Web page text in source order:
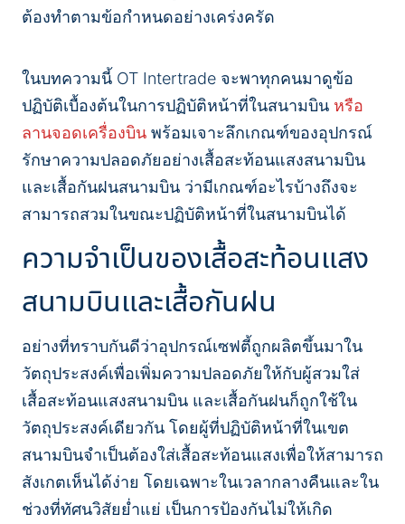
ต้องทำตามข้อกำหนดอย่างเคร่งครัด
ในบทความนี้ OT Intertrade จะพาทุกคนมาดูข้อ
ปฏิบัติเบื้องต้นในการปฏิบัติหน้าที่ในสนามบิน หรือ
ลานจอดเครื่องบิน พร้อมเจาะลึกเกณฑ์ของอุปกรณ์
รักษาความปลอดภัยอย่างเสื้อสะท้อนแสงสนามบิน
และเสื้อกันฝนสนามบิน ว่ามีเกณฑ์อะไรบ้างถึงจะ
สามารถสวมในขณะปฏิบัติหน้าที่ในสนามบินได้
ความจำเป็นของเสื้อสะท้อนแสง
สนามบินและเสื้อกันฝน
อย่างที่ทราบกันดีว่าอุปกรณ์เซฟตี้ถูกผลิตขึ้นมาใน
วัตถุประสงค์เพื่อเพิ่มความปลอดภัยให้กับผู้สวมใส่
เสื้อสะท้อนแสงสนามบิน และเสื้อกันฝนก็ถูกใช้ใน
วัตถุประสงค์เดียวกัน โดยผู้ที่ปฏิบัติหน้าที่ในเขต
สนามบินจำเป็นต้องใส่เสื้อสะท้อนแสงเพื่อให้สามารถ
สังเกตเห็นได้ง่าย โดยเฉพาะในเวลากลางคืนและใน
ช่วงที่ทัศนวิสัยย่ำแย่ เป็นการป้องกันไม่ให้เกิด